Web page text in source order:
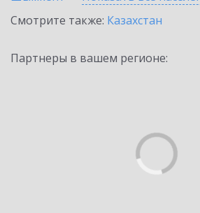
Смотрите также: Казахстан
Партнеры в вашем регионе: